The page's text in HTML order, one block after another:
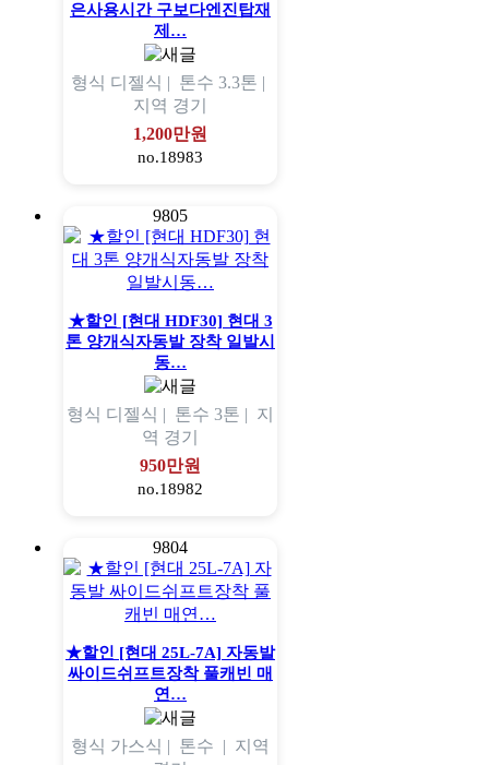
은사용시간 구보다엔진탑재
제…
형식 디젤식 | 톤수 3.3톤 |
지역 경기
1,200만원
no.18983
9805
★할인 [현대 HDF30] 현대 3
톤 양개식자동발 장착 일발시
동…
형식 디젤식 | 톤수 3톤 | 지
역 경기
950만원
no.18982
9804
★할인 [현대 25L-7A] 자동발
싸이드쉬프트장착 풀캐빈 매
연…
형식 가스식 | 톤수 | 지역